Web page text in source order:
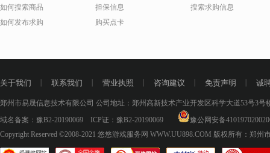
如何搜索商品
如何发布求购
担保信息
购买点卡
搜索求购信息
关于我们 联系我们 营业执照 咨询建议 免责声明 诚
郑州市易晟信息技术有限公司 公司地址：郑州高新技术产业开发区科学大道53号3号
域名备案： 豫B2-20190069 ICP证： 豫B2-20190069
豫公网安备
Copyright Reserved ©2008-2021 悠悠游戏服务网 WWW.UU898.COM 版权所有：郑州